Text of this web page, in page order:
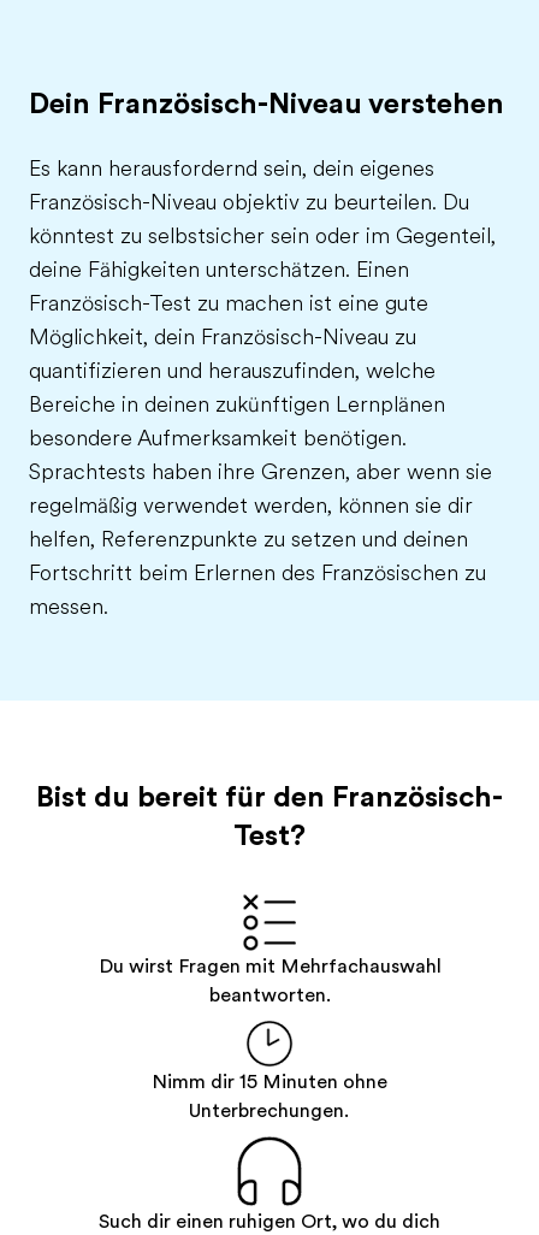
Dein Französisch-Niveau verstehen
Es kann herausfordernd sein, dein eigenes
Französisch-Niveau objektiv zu beurteilen. Du
könntest zu selbstsicher sein oder im Gegenteil,
deine Fähigkeiten unterschätzen. Einen
Französisch-Test zu machen ist eine gute
Möglichkeit, dein Französisch-Niveau zu
quantifizieren und herauszufinden, welche
Bereiche in deinen zukünftigen Lernplänen
besondere Aufmerksamkeit benötigen.
Sprachtests haben ihre Grenzen, aber wenn sie
regelmäßig verwendet werden, können sie dir
helfen, Referenzpunkte zu setzen und deinen
Fortschritt beim Erlernen des Französischen zu
messen.
Bist du bereit für den Französisch-
Test?
Du wirst Fragen mit Mehrfachauswahl
beantworten.
Nimm dir 15 Minuten ohne
Unterbrechungen.
Such dir einen ruhigen Ort, wo du dich